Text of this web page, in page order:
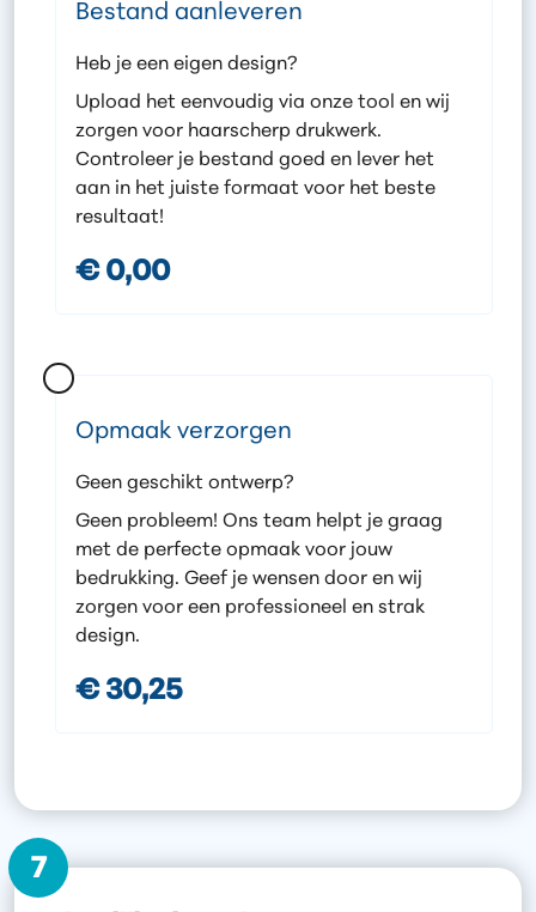
Bestand aanleveren
Heb je een eigen design?
Upload het eenvoudig via onze tool en wij
zorgen voor haarscherp drukwerk.
Controleer je bestand goed en lever het
aan in het juiste formaat voor het beste
resultaat!
€ 0,00
Opmaak verzorgen
Geen geschikt ontwerp?
Geen probleem! Ons team helpt je graag
met de perfecte opmaak voor jouw
bedrukking. Geef je wensen door en wij
zorgen voor een professioneel en strak
design.
€ 30,25
7